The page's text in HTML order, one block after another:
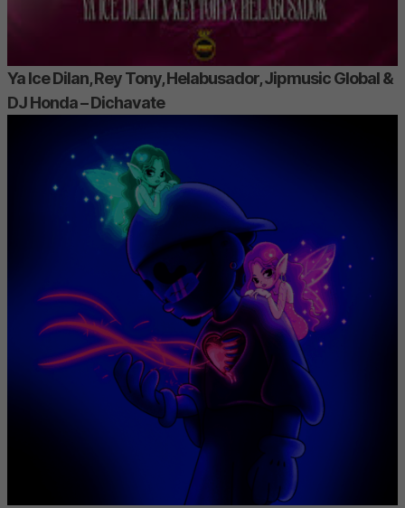
Ya Ice Dilan, Rey Tony, Helabusador, Jipmusic Global &
DJ Honda – Dichavate